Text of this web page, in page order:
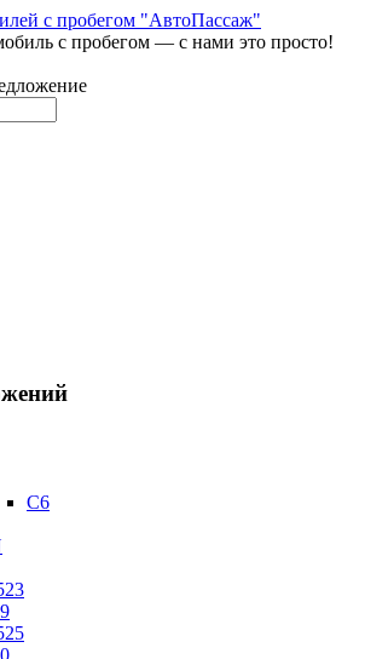
с пробегом — с нами это просто!
C6